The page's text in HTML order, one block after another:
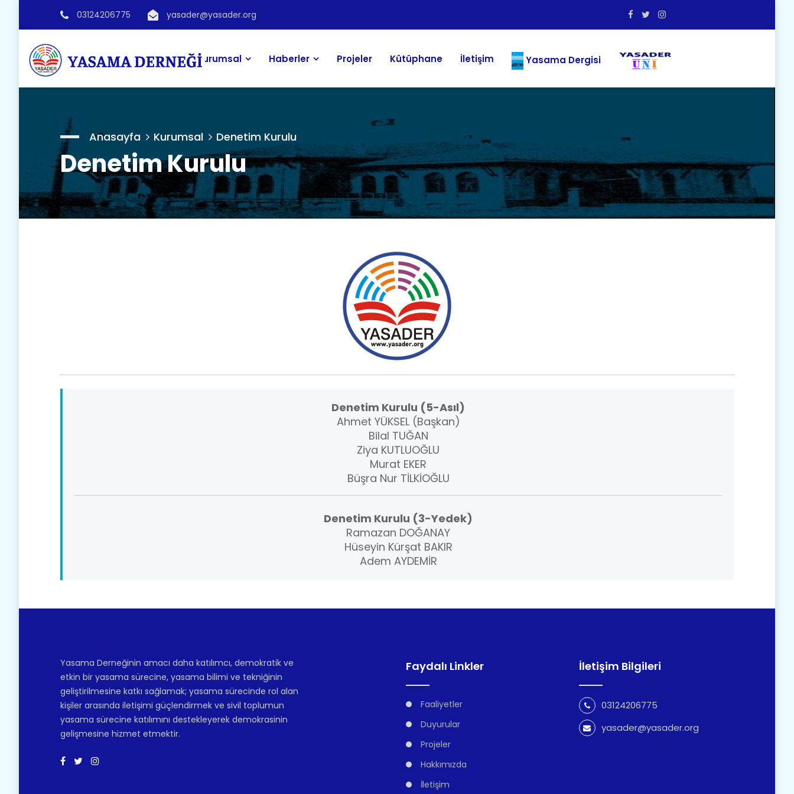
03124206775 yasader@yasader.org
Kurumsal Haberler Projeler Kütüphane İletişim Yasama Dergisi
Anasayfa Kurumsal Denetim Kurulu
Denetim Kurulu
Denetim Kurulu (5-Asıl)
Ahmet YÜKSEL (Başkan)
Bilal TUĞAN
Ziya KUTLUOĞLU
Murat EKER
Büşra Nur TİLKİOĞLU
Denetim Kurulu (3-Yedek)
Ramazan DOĞANAY
Hüseyin Kürşat BAKIR
Adem AYDEMİR
Yasama Derneğinin amacı daha katılımcı, demokratik ve
etkin bir yasama sürecine, yasama bilimi ve tekniğinin
geliştirilmesine katkı sağlamak; yasama sürecinde rol alan
kişiler arasında iletişimi güçlendirmek ve sivil toplumun
yasama sürecine katılımını destekleyerek demokrasinin
gelişmesine hizmet etmektir.
Faydalı Linkler
Faaliyetler
Duyurular
Projeler
Hakkımızda
İletişim
İletişim Bilgileri
03124206775
yasader@yasader.org